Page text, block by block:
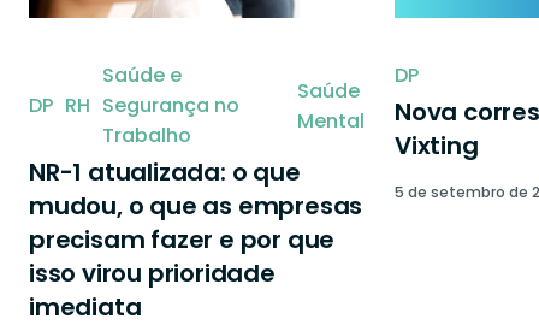
DP RH
Saúde e
Segurança no
Trabalho
Saúde
Mental
NR-1 atualizada: o que
mudou, o que as empresas
precisam fazer e por que
isso virou prioridade
imediata
DP
Nova
Vixting
5 de setembro de